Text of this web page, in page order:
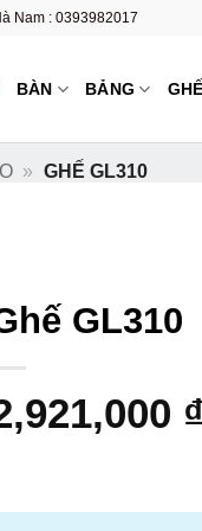
Nam : 0393982017
BÀN BẢNG
» GHẾ GL310
GL310